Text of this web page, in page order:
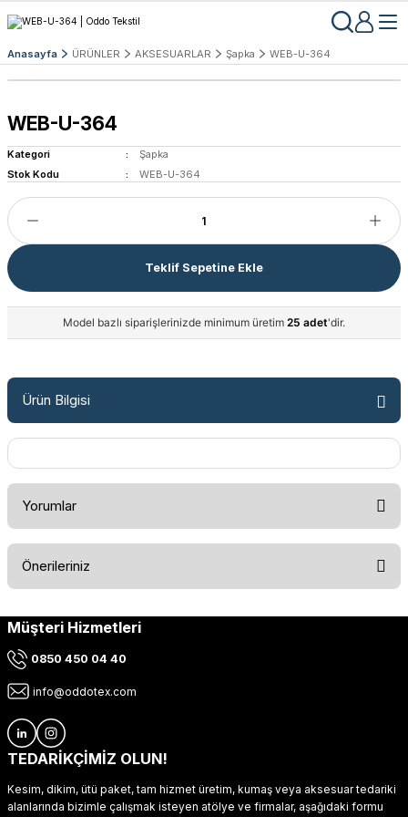
Anasayfa ÜRÜNLER AKSESUARLAR Şapka WEB-U-364
WEB-U-364
Kategori
Şapka
Stok Kodu
WEB-U-364
Teklif Sepetine Ekle
Model bazlı siparişlerinizde minimum üretim 25 adet'dir.
Ürün Bilgisi
Yorumlar
Önerileriniz
Bu ürünün fiyat bilgisi, resim, ürün açıklamalarında ve diğer
kullanarak tarafımıza iletebilirsiniz.
Ürün resmi kalitesiz, bozuk veya görüntülenemiyor.
Ürün açıklamasında eksik bilgiler bulunuyor.
Ürün fiyatı diğer sitelerden daha pahalı.
Müşteri Hizmetleri
0850 450 04 40
info@oddotex.com
TEDARİKÇİMİZ OLUN!
Kesim, dikim, ütü paket, tam hizmet üretim, kumaş veya aksesuar tedariki
alanlarında bizimle çalışmak isteyen atölye ve firmalar, aşağıdaki formu